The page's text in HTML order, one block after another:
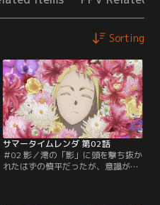
Sorting
サマータイムレンダ 第02話
＃02 影／澪の「影」に頭を撃ち抜か
れたはずの慎平だったが、意識が戻